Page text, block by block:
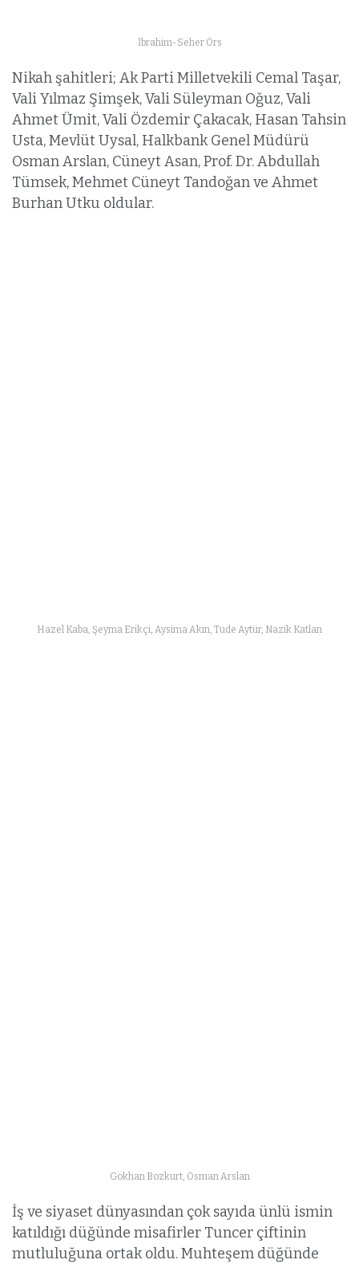
İbrahim-Seher Örs
Nikah şahitleri; Ak Parti Milletvekili Cemal Taşar,
Vali Yılmaz Şimşek, Vali Süleyman Oğuz, Vali
Ahmet Ümit, Vali Özdemir Çakacak, Hasan Tahsin
Usta, Mevlüt Uysal, Halkbank Genel Müdürü
Osman Arslan, Cüneyt Asan, Prof. Dr. Abdullah
Tümsek, Mehmet Cüneyt Tandoğan ve Ahmet
Burhan Utku oldular.
Hazel Kaba, Şeyma Erikçi, Aysima Akın, Tude Aytür, Nazik Katlan
Gökhan Bozkurt, Osman Arslan
İş ve siyaset dünyasından çok sayıda ünlü ismin
katıldığı düğünde misafirler Tuncer çiftinin
mutluluğuna ortak oldu. Muhteşem düğünde